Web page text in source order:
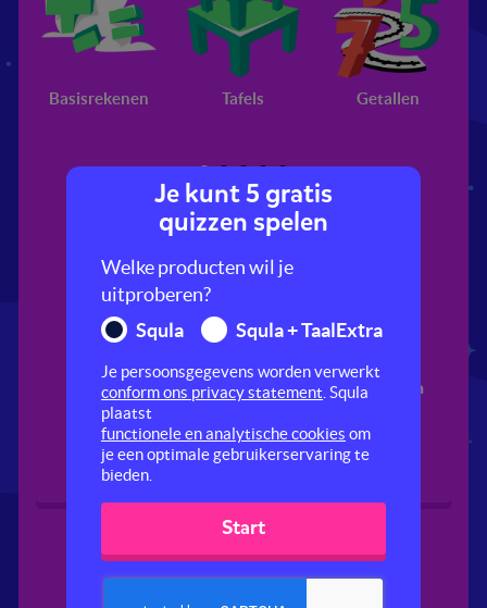
Basisrekenen Tafels Getallen
Schatten in het
nieuwe huis
Schattend rekenen
Je kunt 5 gratis
quizzen spelen
Welke producten wil je
uitproberen?
Squla
Squla + TaalExtra
Je persoonsgegevens worden verwerkt
conform ons privacy statement . Squla
plaatst
functionele en analytische cookies om
je een optimale gebruikerservaring te
bieden.
Start